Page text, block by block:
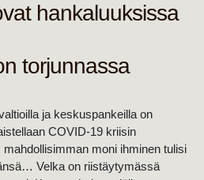
hankaluuksissa
torjunnassa
ja keskuspankeilla on
COVID-19 kriisin
moni ihminen tulisi
Velka on riistäytymässä